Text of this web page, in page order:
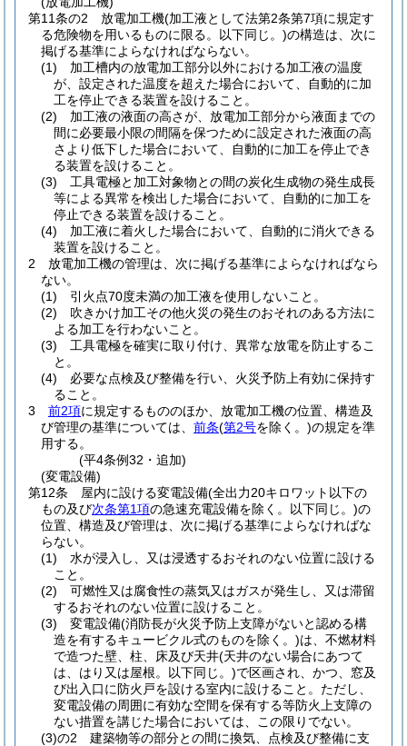
第11条の2
放電加工機(加工液として法第2条第7項に規定す
る危険物を用いるものに限る。以下同じ。)の構造は、次に
掲げる基準によらなければならない。
(1)
加工槽内の放電加工部分以外における加工液の温度
が、設定された温度を超えた場合において、自動的に加
工を停止できる装置を設けること。
(2)
加工液の液面の高さが、放電加工部分から液面までの
間に必要最小限の間隔を保つために設定された液面の高
さより低下した場合において、自動的に加工を停止でき
る装置を設けること。
(3)
工具電極と加工対象物との間の炭化生成物の発生成長
等による異常を検出した場合において、自動的に加工を
停止できる装置を設けること。
(4)
加工液に着火した場合において、自動的に消火できる
装置を設けること。
2
放電加工機の管理は、次に掲げる基準によらなければなら
ない。
(1)
引火点70度未満の加工液を使用しないこと。
(2)
吹きかけ加工その他火災の発生のおそれのある方法に
よる加工を行わないこと。
(3)
工具電極を確実に取り付け、異常な放電を防止するこ
と。
(4)
必要な点検及び整備を行い、火災予防上有効に保持す
ること。
3
前2項に規定するもののほか、放電加工機の位置、構造及
び管理の基準については、 前条(第2号を除く。)の規定を準
用する。
(平4条例32・追加)
(変電設備)
第12条
屋内に設ける変電設備(全出力20キロワット以下の
もの及び次条第1項の急速充電設備を除く。以下同じ。)の
位置、構造及び管理は、次に掲げる基準によらなければな
らない。
(1)
水が浸入し、又は浸透するおそれのない位置に設ける
こと。
(2)
可燃性又は腐食性の蒸気又はガスが発生し、又は滞留
するおそれのない位置に設けること。
(3)
変電設備(消防長が火災予防上支障がないと認める構
造を有するキュービクル式のものを除く。)は、不燃材料
で造つた壁、柱、床及び天井(天井のない場合にあつて
は、はり又は屋根。以下同じ。)で区画され、かつ、窓及
び出入口に防火戸を設ける室内に設けること。 ただし、
変電設備の周囲に有効な空間を保有する等防火上支障の
ない措置を講じた場合においては、この限りでない。
(3)の2
建築物等の部分との間に換気、点検及び整備に支